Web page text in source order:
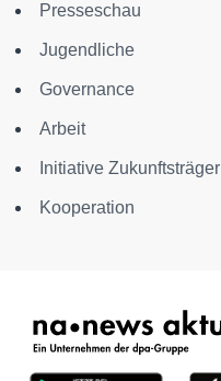
Presseschau
Jugendliche
Governance
Arbeit
Initiative Zukunftsträger
Kooperation